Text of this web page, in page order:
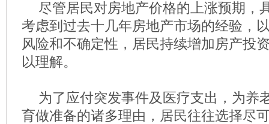
尽管居民对房地产价格的上涨预期，
考虑到过去十几年房地产市场的经验，
风险和不确定性，居民持续增加房产投
以理解。
为了应付突发事件及医疗支出，为养
育做准备的诸多理由，居民往往选择尽